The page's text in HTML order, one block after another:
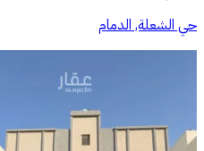
حي الشعلة, الدمام